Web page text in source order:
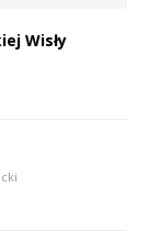
Wisły